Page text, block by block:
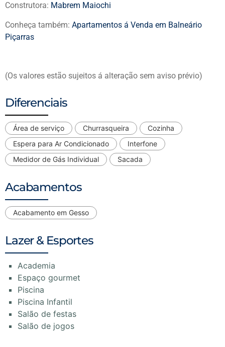
Construtora: Mabrem Maiochi
Conheça também: Apartamentos á Venda em Balneário
Piçarras
(Os valores estão sujeitos á alteração sem aviso prévio)
Diferenciais
Área de serviço Churrasqueira
Cozinha
Espera para Ar Condicionado
Interfone
Medidor de Gás Individual
Sacada
Acabamentos
Acabamento em Gesso
Lazer & Esportes
Academia
Espaço gourmet
Piscina
Piscina Infantil
Salão de festas
Salão de jogos